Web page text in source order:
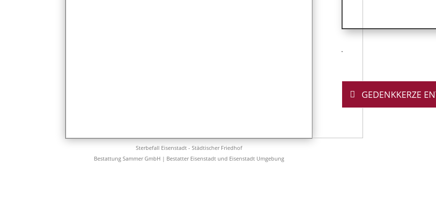
Sterbefall Eisenstadt - Städtischer Friedhof
Bestattung Sammer GmbH | Bestatter Eisenstadt und Eisenstadt Umgebung
GEDENKKERZE